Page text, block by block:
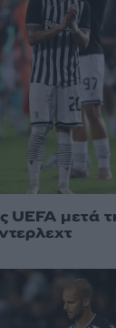
UEFA μετά